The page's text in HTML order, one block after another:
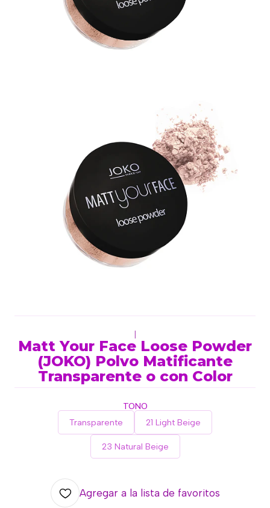
Matt Your Face Loose Powder
(JOKO) Polvo Matificante
Transparente o con Color
TONO
Transparente 21 Light Beige
23 Natural Beige
Agregar a la lista de favoritos